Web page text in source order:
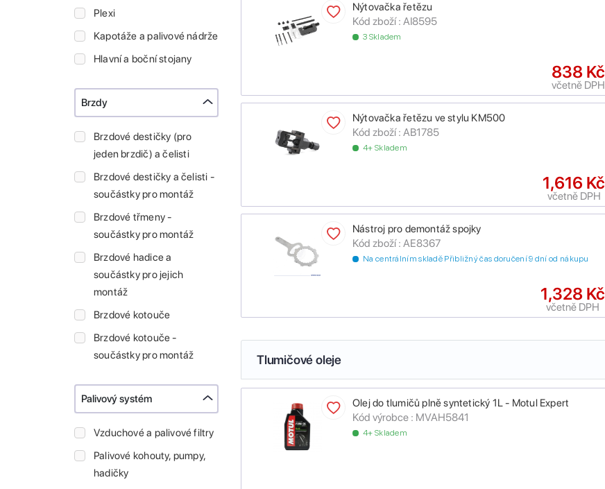
Plexi
Kapotáže a palivové nádrže
Hlavní a boční stojany
Brzdy
Brzdové destičky (pro
jeden brzdič) a čelisti
Brzdové destičky a čelisti -
součástky pro montáž
Brzdové třmeny -
součástky pro montáž
Brzdové hadice a
součástky pro jejich
montáž
Brzdové kotouče
Brzdové kotouče -
součástky pro montáž
Palivový systém
Vzduchové a palivové filtry
Palivové kohouty, pumpy,
hadičky
Nýtovačka řetězu
Kód zboží : AI8595
3 Skladem
838 Kč
včetně DPH
Nýtovačka řetězu ve stylu KM500
Kód zboží : AB1785
4+ Skladem
1,616 Kč
včetně DPH
Nástroj pro demontáž spojky
Kód zboží : AE8367
Na centrálním skladě Přibližný čas doručení 9 dní od nákupu
1,328 Kč
včetně DPH
Tlumičové oleje
Olej do tlumičů plně syntetický 1L - Motul Expert
Kód výrobce : MVAH5841
4+ Skladem